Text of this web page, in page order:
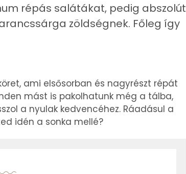
répás salátákat, pedig abszolút
zöldségnek. Főleg így
ami elsősorban és nagyrészt répát
mást is pakolhatunk még a tálba,
a nyulak kedvencéhez. Ráadásul a
idén a sonka mellé?